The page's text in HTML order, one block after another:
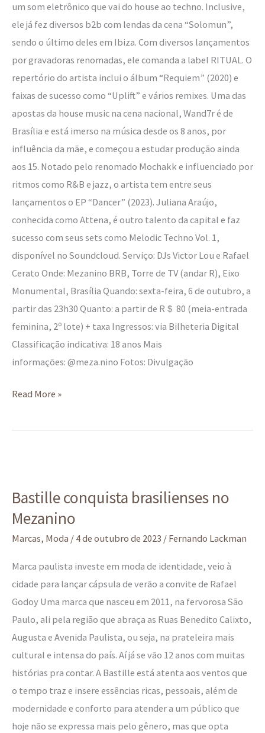
um som eletrônico que vai do house ao techno. Inclusive,
ele já fez diversos b2b com lendas da cena “Solomun”,
sendo o último deles em Ibiza. Com diversos lançamentos
por gravadoras renomadas, ele comanda a label RITUAL. O
repertório do artista inclui o álbum “Requiem” (2020) e
faixas de sucesso como “Uplift” e vários remixes. Uma das
apostas da house music na cena nacional, Wand7r é de
Brasília e está imerso na música desde os 8 anos, por
influência da mãe, e começou a estudar produção ainda
aos 15. Notado pelo renomado Mochakk e influenciado por
ritmos como R&B e jazz, o artista tem entre seus
lançamentos o EP “Dancer” (2023). Juliana Araújo,
conhecida como Attena, é outro talento da capital e faz
sucesso com seus sets como Melodic Techno Vol. 1,
disponível no Soundcloud. Serviço: DJs Victor Lou e Rafael
Cerato Onde: Mezanino BRB, Torre de TV (andar R), Eixo
Monumental, Brasília Quando: sexta-feira, 6 de outubro, a
partir das 23h30 Quanto: a partir de R＄ 80 (meia-entrada
feminina, 2º lote) + taxa Ingressos: via Bilheteria Digital
Classificação indicativa: 18 anos Mais
informações: @meza.nino Fotos: Divulgação
Read More »
Bastille conquista brasilienses no
Mezanino
Marcas, Moda / 4 de outubro de 2023 / Fernando Lackman
Marca paulista investe em moda de identidade, veio à
cidade para lançar cápsula de verão a convite de Rafael
Godoy Uma marca que nasceu em 2011, na fervorosa São
Paulo, ali pela região que abraça as Ruas Benedito Calixto,
Augusta e Avenida Paulista, ou seja, na prateleira mais
cultural e intensa do país. Aí já se vão 12 anos com muitas
histórias pra contar. A Bastille está atenta aos ventos que
o tempo traz e insere essências ricas, pessoais, além de
modernidade e conforto para atender a um público que
hoje não se expressa mais pelo gênero, mas que opta
brasilienses
no
Mezanino